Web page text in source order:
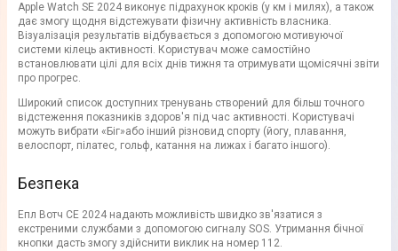
Apple Watch SE 2024 виконує підрахунок кроків (у км і милях), а також
дає змогу щодня відстежувати фізичну активність власника.
Візуалізація результатів відбувається з допомогою мотивуючої
системи кілець активності. Користувач може самостійно
встановлювати цілі для всіх днів тижня та отримувати щомісячні звіти
про прогрес.
Широкий список доступних тренувань створений для більш точного
відстеження показників здоров'я під час активності. Користувачі
можуть вибрати «Біг»або інший різновид спорту (йогу, плавання,
велоспорт, пілатес, гольф, катання на лижах і багато іншого).
Безпека
Епл Вотч СЕ 2024 надають можливість швидко зв'язатися з
екстреними службами з допомогою сигналу SOS. Утримання бічної
кнопки дасть змогу здійснити виклик на номер 112.